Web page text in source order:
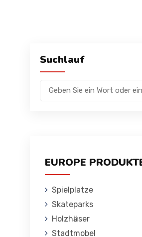
Suchlauf
EUROPE
Spielplatze
Skateparks
Holzhӓuser
Stadtmobel